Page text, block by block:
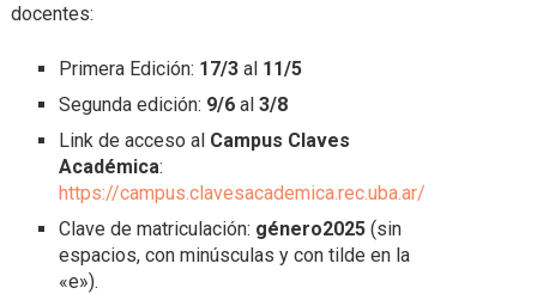
docentes:
Primera Edición: 17/3 al11/5
Segunda edición: 9/6al 3/8
Link de acceso alCampus Claves
Académica:
https://campus.clavesacademica.rec.uba.ar/
Clave de matriculación: género2025(sin
espacios, con minúsculas y con tilde en la
«e»).